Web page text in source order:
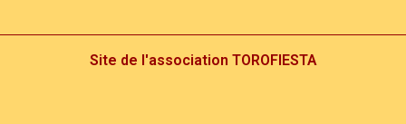
Site de l'association TOROFIESTA